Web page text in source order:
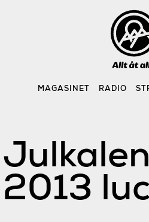
MAGASINET RADIO
2013